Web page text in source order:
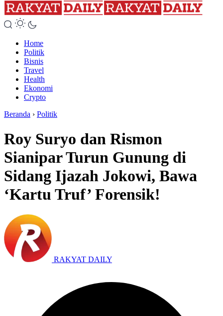
Home
Politik
Bisnis
Travel
Health
Ekonomi
Crypto
Beranda › Politik
Roy Suryo dan Rismon
Sianipar Turun Gunung di
Sidang Ijazah Jokowi, Bawa
‘Kartu Truf’ Forensik!
RAKYAT DAILY